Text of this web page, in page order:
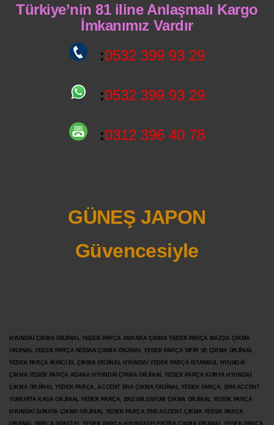
Türkiye’nin 81 iline Anlaşmalı Kargo
İmkanımız Vardır
:0532 399 93 29
:0532 399 93 29
:0312 396 40 78
GÜNEŞ JAPON
Güvencesiyle
HYUNDAİ ÇIKMA ORJİNAL YEDEK PARÇA ANKARA ÇIKMA YEDEK PARÇA MAZDA ÇIKMA
ORJİNAL YEDEK PARÇA NİSSAN ÇIKMA ORJİNAL YEDEK PARÇA SIFIR VE ÇIKMA ORJİNAL
YEDEK PARÇA İKİNCİ EL ÇIKMA ORJİNAL HYUNDAİ YEDEK PARÇA İSTANBUL HYUNDAİ
ÇIKMA YEDEK PARÇA ADANA HYUNDAİ ÇIKMA ORJİNAL YEDEK PARÇA KONYA HYUNDAİ
ÇIKMA ORJİNAL YEDEK PARÇA, ACCENT ERA ÇIKMA ORJİNAL YEDEK PARÇA, 1998 ACCENT
YUMURTA KASA ORJİNAL YEDEK PARÇA, 2002 MİLENYUM ÇIKMA ORJİNAL YEDEK PARÇA
HYUNDAİ SONATA ÇIKMA ORJİNAL YEDEK PARÇA 2005 ACCENT ÇIKMA YEDEK PARÇA
ORJİNAL PARÇA İKİNCİ EL YEDEK PARÇA HYUNDAİ ELENTRA ÇIKMA ORJİNAL YEDEK PARÇA